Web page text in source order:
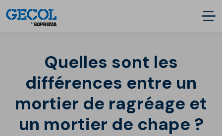
Quelles sont les
différences entre un
mortier de ragréage et
un mortier de chape ?